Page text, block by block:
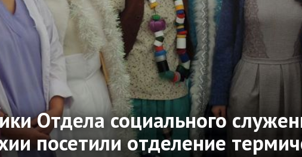
Отдела социального
посетили отделение